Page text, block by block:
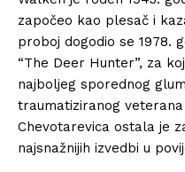
započeo kao plesač i
proboj dogodio se 1978.
“The Deer Hunter”, za
najboljeg sporednog
traumatiziranog veterana
Chevotarevica ostala je
najsnažnijih izvedbi u